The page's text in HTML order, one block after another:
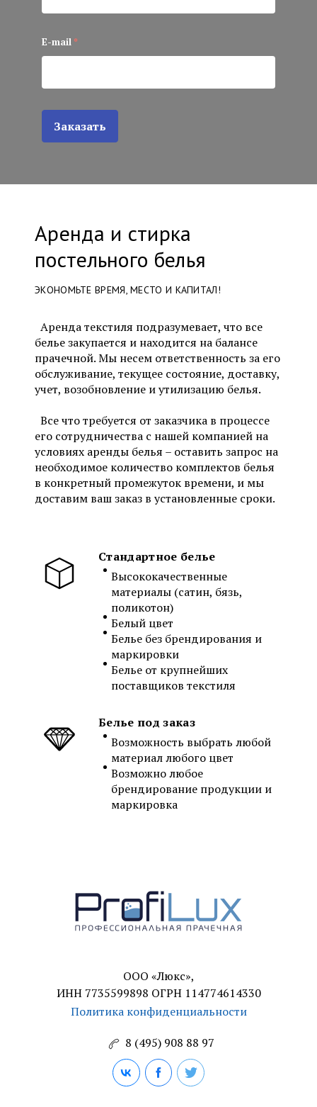
E-mail *
Заказать
Аренда и стирка
постельного белья
ЭКОНОМЬТЕ ВРЕМЯ, МЕСТО И КАПИТАЛ!
Аренда текстиля подразумевает, что все
белье закупается и находится на балансе
прачечной. Мы несем ответственность за его
обслуживание, текущее состояние, доставку,
учет, возобновление и утилизацию белья.
Все что требуется от заказчика в процессе
его сотрудничества с нашей компанией на
условиях аренды белья – оставить запрос на
необходимое количество комплектов белья
в конкретный промежуток времени, и мы
доставим ваш заказ в установленные сроки.
Стандартное белье
Высококачественные
материалы (сатин, бязь,
поликотон)
Белый цвет
Белье без брендирования и
маркировки
Белье от крупнейших
поставщиков текстиля
Белье под заказ
Возможность выбрать любой
материал любого цвет
Возможно любое
брендирование продукции и
маркировка
ООО «Люкс»,
ИНН 7735599898 ОГРН 114774614330
Политика конфиденциальности
8 (495) 908 88 97